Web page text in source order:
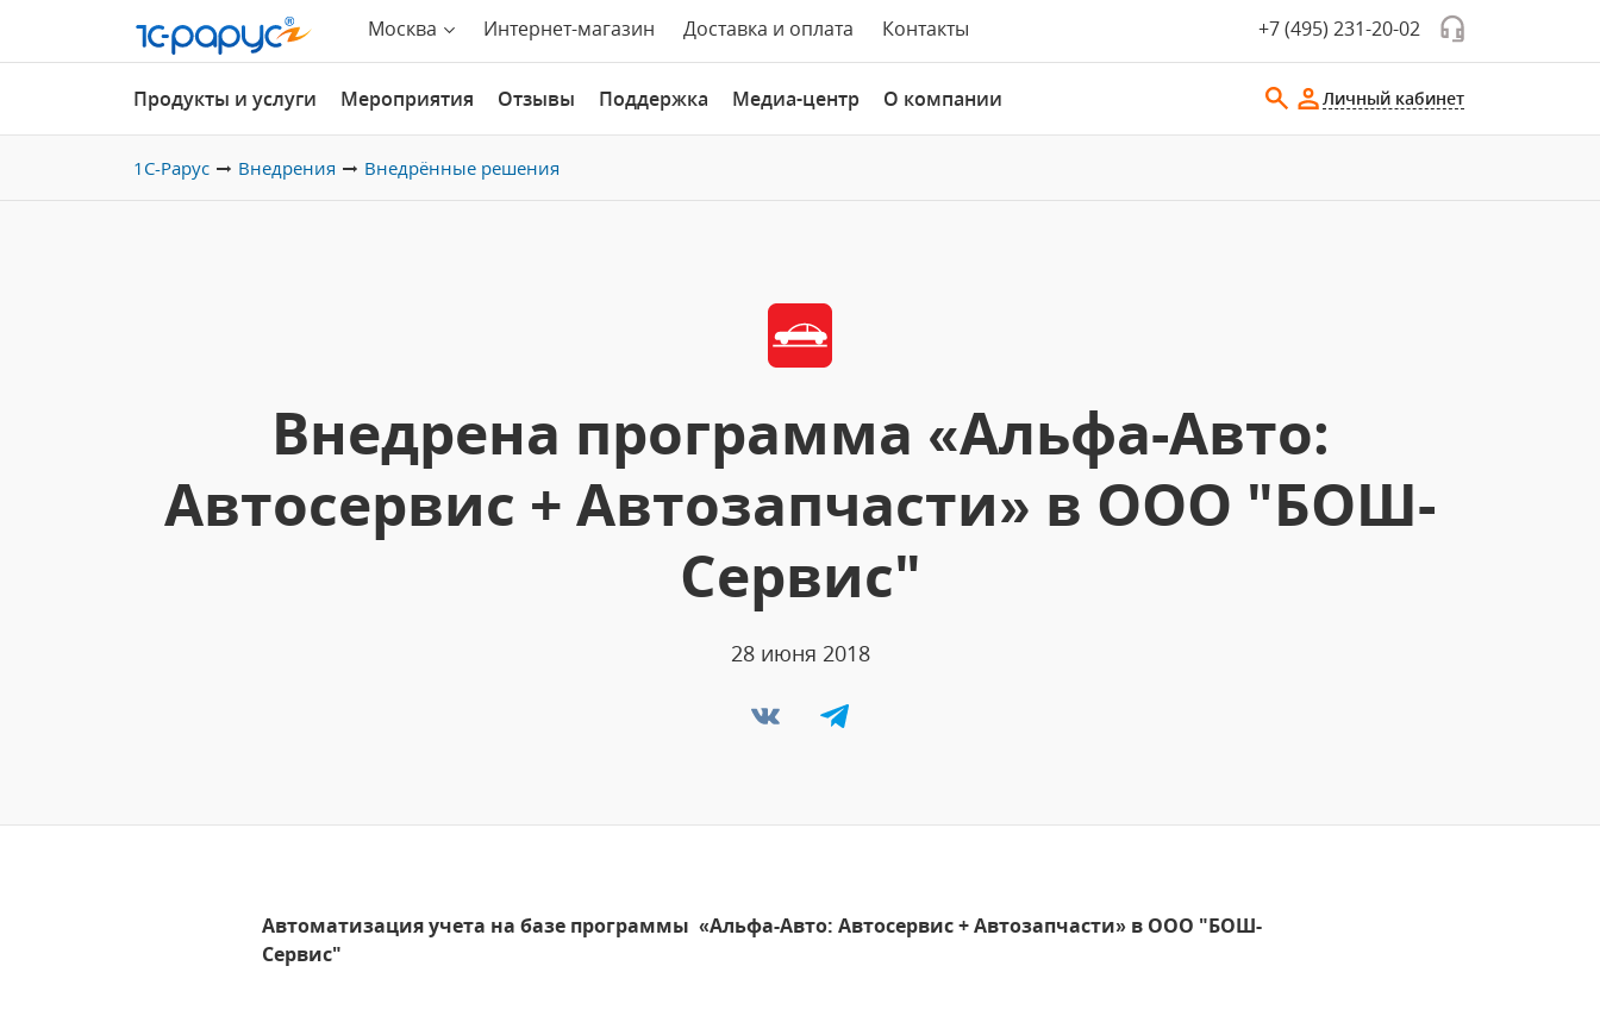
Москва Интернет-магазин Доставка и оплата Контакты +7 (495) 231-20-02
Продукты и услуги Мероприятия Отзывы Поддержка Медиа-центр О компании Личный кабинет
1С-Рарус Внедрения Внедрённые решения
Внедрена программа «Альфа-Авто:
Автосервис + Автозапчасти» в ООО "БОШ-
Сервис"
28 июня 2018
Автоматизация учета на базе программы «Альфа-Авто: Автосервис + Автозапчасти» в ООО "БОШ-
Сервис"